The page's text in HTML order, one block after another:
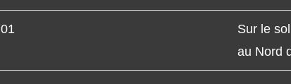
01
Sur le
au Nord